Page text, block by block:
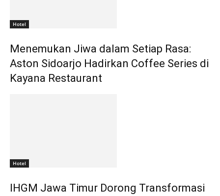
Hotel
Menemukan Jiwa dalam Setiap Rasa:
Aston Sidoarjo Hadirkan Coffee Series di
Kayana Restaurant
Hotel
IHGM Jawa Timur Dorong Transformasi